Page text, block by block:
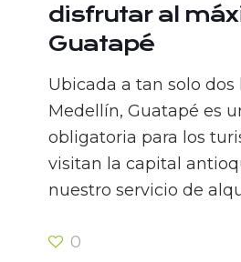
disfrutar al
Guatapé
Ubicada a tan solo dos
Medellín, Guatapé es
obligatoria para los
visitan la capital
nuestro servicio de
0